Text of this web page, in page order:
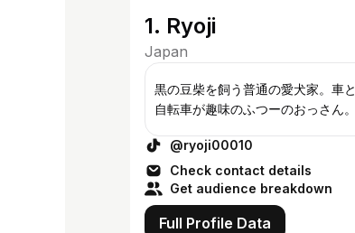
1. Ryoji
Japan
黒の豆柴を飼う普通の愛犬家。車と
自転車が趣味のふつーのおっさん。
@ryoji00010
Check contact details
Get audience breakdown
Full Profile Data